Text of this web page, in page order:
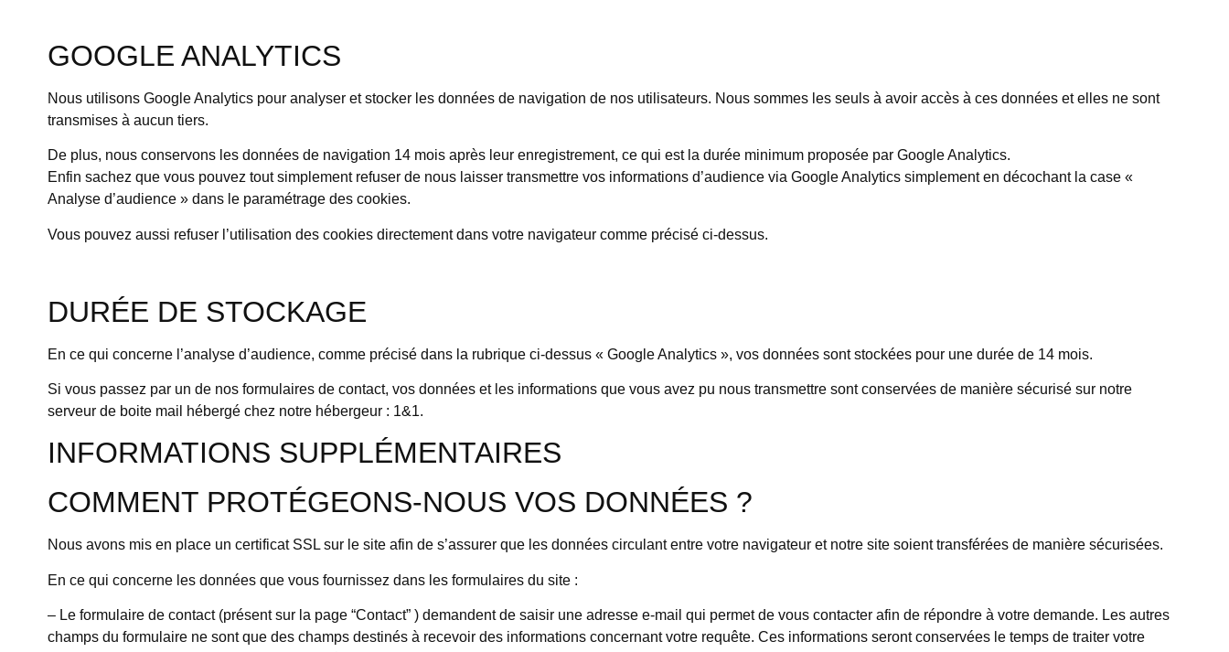
GOOGLE ANALYTICS
Nous utilisons Google Analytics pour analyser et stocker les données de navigation de nos utilisateurs. Nous sommes les seuls à avoir accès à ces données et elles ne sont
transmises à aucun tiers.
De plus, nous conservons les données de navigation 14 mois après leur enregistrement, ce qui est la durée minimum proposée par Google Analytics.
Enfin sachez que vous pouvez tout simplement refuser de nous laisser transmettre vos informations d’audience via Google Analytics simplement en décochant la case «
Analyse d’audience » dans le paramétrage des cookies.
Vous pouvez aussi refuser l’utilisation des cookies directement dans votre navigateur comme précisé ci-dessus.
DURÉE DE STOCKAGE
En ce qui concerne l’analyse d’audience, comme précisé dans la rubrique ci-dessus « Google Analytics », vos données sont stockées pour une durée de 14 mois.
Si vous passez par un de nos formulaires de contact, vos données et les informations que vous avez pu nous transmettre sont conservées de manière sécurisé sur notre
serveur de boite mail hébergé chez notre hébergeur : 1&1.
INFORMATIONS SUPPLÉMENTAIRES
COMMENT PROTÉGEONS-NOUS VOS DONNÉES ?
Nous avons mis en place un certificat SSL sur le site afin de s’assurer que les données circulant entre votre navigateur et notre site soient transférées de manière sécurisées.
En ce qui concerne les données que vous fournissez dans les formulaires du site :
– Le formulaire de contact (présent sur la page “Contact” ) demandent de saisir une adresse e-mail qui permet de vous contacter afin de répondre à votre demande. Les autres
champs du formulaire ne sont que des champs destinés à recevoir des informations concernant votre requête. Ces informations seront conservées le temps de traiter votre